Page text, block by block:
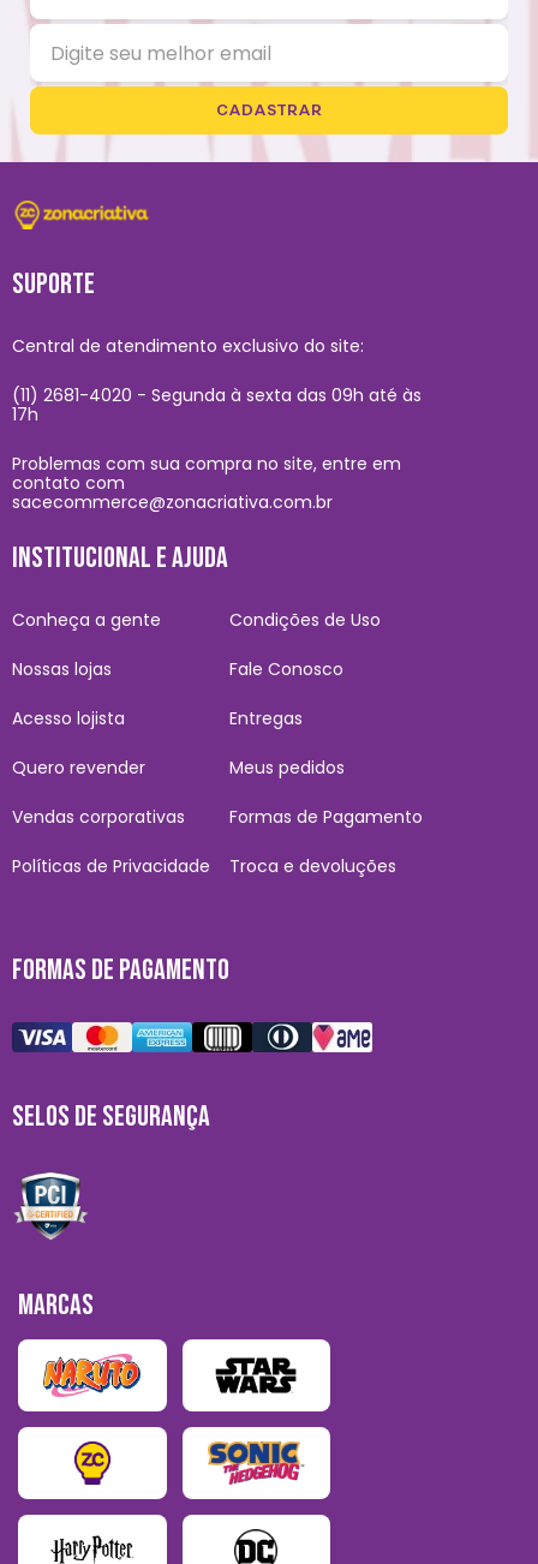
CADASTRAR
SUPORTE
Central de atendimento exclusivo do site:
(11) 2681-4020 - Segunda à sexta das 09h até às
17h
Problemas com sua compra no site, entre em
contato com
sacecommerce@zonacriativa.com.br
INSTITUCIONAL E AJUDA
Conheça a gente
Nossas lojas
Acesso lojista
Quero revender
Vendas corporativas
Políticas de Privacidade
Condições de Uso
Fale Conosco
Entregas
Meus pedidos
Formas de Pagamento
Troca e devoluções
FORMAS DE PAGAMENTO
SELOS DE SEGURANÇA
MARCAS